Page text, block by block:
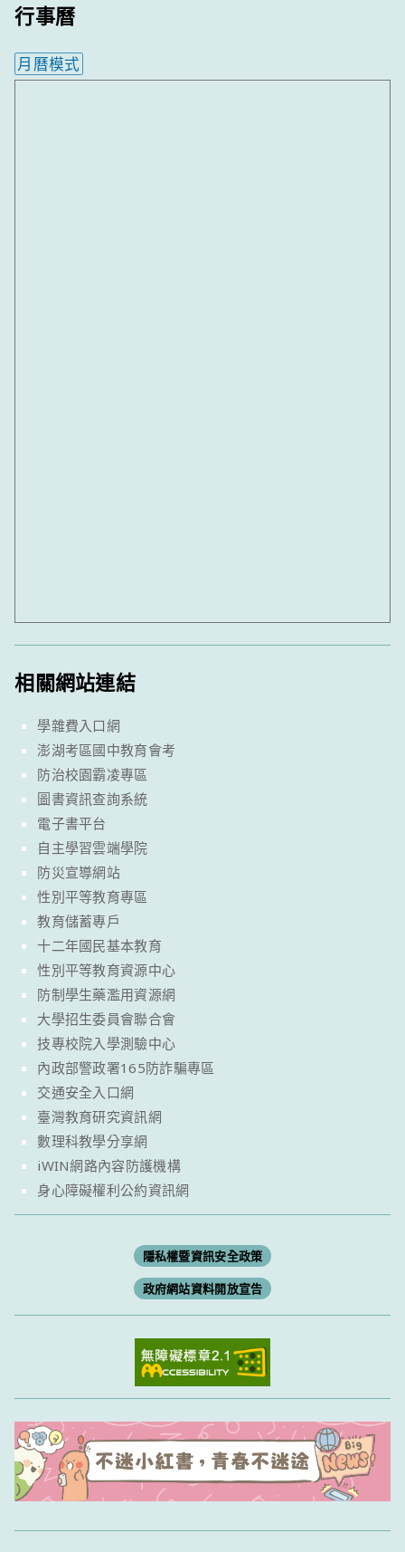
行事曆
月曆模式
相關網站連結
學雜費入口網
澎湖考區國中教育會考
防治校園霸凌專區
圖書資訊查詢系統
電子書平台
自主學習雲端學院
防災宣導網站
性別平等教育專區
教育儲蓄專戶
十二年國民基本教育
性別平等教育資源中心
防制學生藥濫用資源網
大學招生委員會聯合會
技專校院入學測驗中心
內政部警政署165防詐騙專區
交通安全入口網
臺灣教育研究資訊網
數理科教學分享網
iWIN網路內容防護機構
身心障礙權利公約資訊網
隱私權暨資訊安全政策
政府網站資料開放宣告